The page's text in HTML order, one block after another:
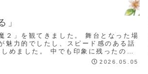
」
２」を観てきました。 舞台となった場
魅力的でしたし、スピード感のある話
めました。 中でも印象に残ったの
人の関係性です。 温かい...2026.05.05